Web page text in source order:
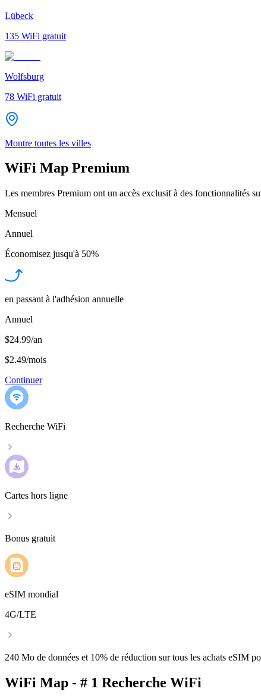
Lübeck
135 WiFi gratuit
Wolfsburg
78 WiFi gratuit
Montre toutes les villes
WiFi Map Premium
Les membres Premium ont un accès exclusif à des fonctionnalités
Mensuel
Annuel
Économisez jusqu'à 50%
en passant à l'adhésion annuelle
Annuel
$24.99/an
$2.49/mois
Continuer
Recherche WiFi
Cartes hors ligne
Bonus gratuit
eSIM mondial
4G/LTE
240 Mo de données et 10% de réduction sur tous les achats eSIM
WiFi Map - # 1 Recherche WiFi